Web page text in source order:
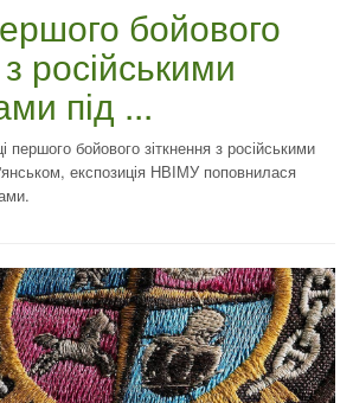
бойового
російськими
під ...
першого бойового зіткнення з російськими
експозиція НВІМУ поповнилася